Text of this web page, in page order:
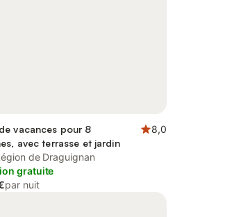
vacances pour 8
avec terrasse et jardin
8,0
de Draguignan
gratuite
par nuit